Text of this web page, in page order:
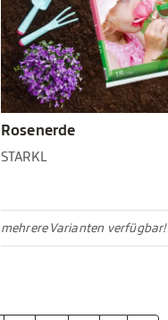
Rosenerde
STARKL
mehrere Varianten verfügbar!